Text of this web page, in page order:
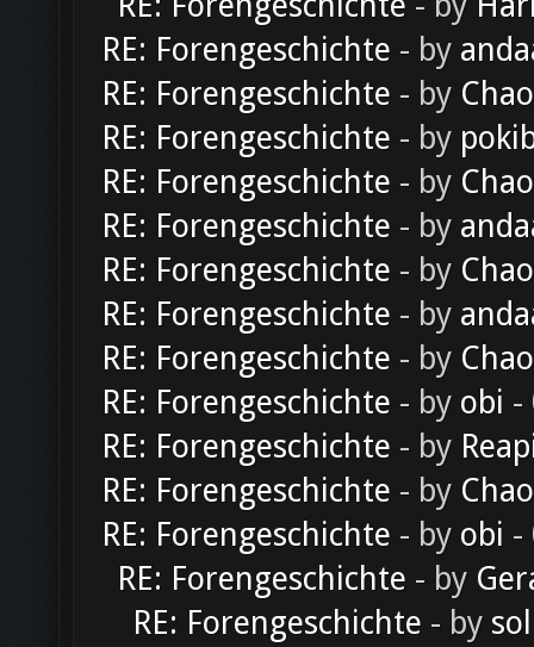
RE: Forengeschichte - by
RE: Forengeschichte - by
RE: Forengeschichte - by
RE: Forengeschichte - by
RE: Forengeschichte - by
RE: Forengeschichte - by
RE: Forengeschichte - by
RE: Forengeschichte - by
RE: Forengeschichte - by obi -
RE: Forengeschichte - by
RE: Forengeschichte - by
RE: Forengeschichte - by obi -
RE: Forengeschichte - by
RE: Forengeschichte - by